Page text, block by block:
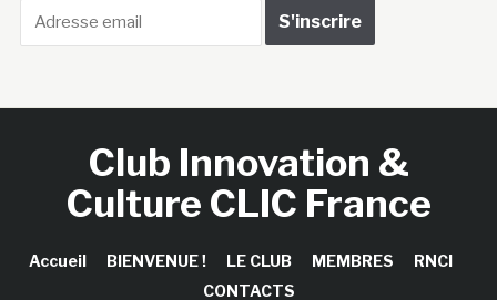
Club Innovation &
Culture CLIC France
Accueil BIENVENUE ! LE CLUB MEMBRES
RNCI
CONTACTS